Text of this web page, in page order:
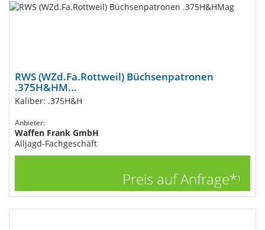
RWS (WZd.Fa.Rottweil) Büchsenpatronen
.375H&HM...
Kaliber: .375H&H
Anbieter:
Waffen Frank GmbH
Alljagd-Fachgeschäft
Preis auf Anfrage*1